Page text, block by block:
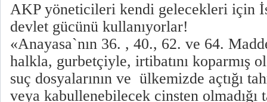
AKP yöneticileri kendi gelecekleri için
devlet gücünü kullanıyorlar!
«Anayasa`nın 36. , 40., 62. ve 64.
halkla, gurbetçiyle, irtibatını koparmış
suç dosyalarının ve ülkemizde açtığı
veya kabullenebilecek cinsten olmadığı